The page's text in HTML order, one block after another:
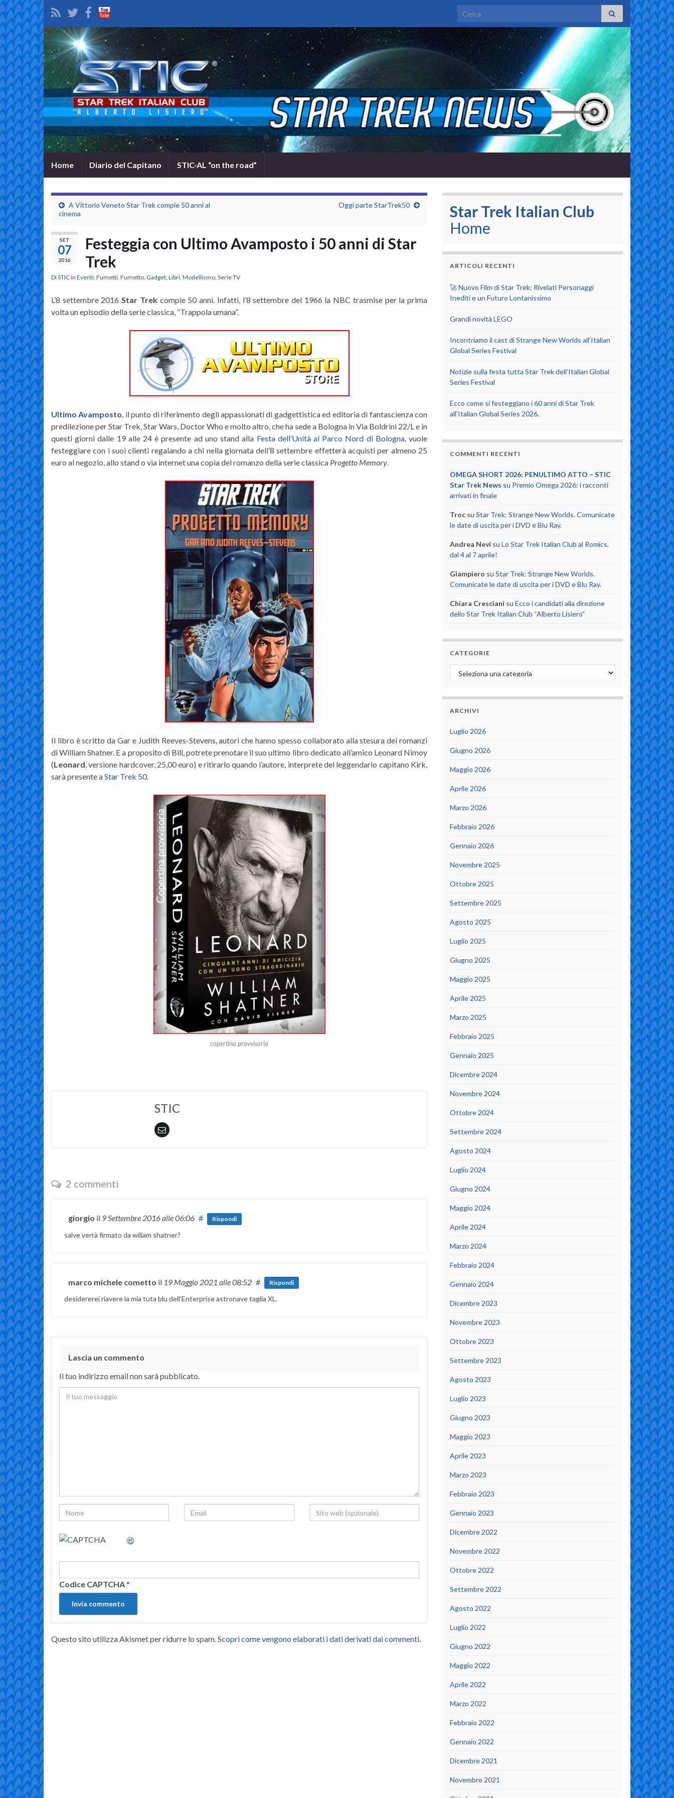
Search for:
Home Diario del Capitano STIC-AL “on the road”
A Vittorio Veneto Star Trek compie 50 anni al
cinema
Oggi parte StarTrek50
SET
07
2016
Festeggia con Ultimo Avamposto i 50 anni di Star
Trek
DiSTICin Eventi, Fumetti, Fumetto, Gadget, Libri, Modellismo, Serie TV
L’8 settembre 2016Star Trekcompie 50 anni. Infatti, l’8 settembre del 1966 la NBC trasmise per la prima
volta un episodio della serie classica, “Trappola umana”.
Ultimo Avamposto, il punto di riferimento degli appassionati di gadgettistica ed editoria di fantascienza con
predilezione per Star Trek, Star Wars, Doctor Who e molto altro, che ha sede a Bologna in Via Boldrini 22/L e in
questi giorni dalle 19 alle 24 è presente ad uno stand alla Festa dell’Unità al Parco Nord di Bologna, vuole
festeggiare con i suoi clienti regalando a chi nella giornata dell’8 settembre effetterà acquisti per almeno 25
euro al negozio, allo stand o via internet una copia del romanzo della serie classica Progetto Memory.
Il libro è scritto da Gar e Judith Reeves-Stevens, autori che hanno spesso collaborato alla stesura dei romanzi
di William Shatner. E a proposito di Bill, potrete prenotare il suo ultimo libro dedicato all’amico Leonard Nimoy
(Leonard, versione hardcover, 25,00 euro) e ritirarlo quando l’autore, interprete del leggendario capitano Kirk,
sarà presente aStar Trek 50.
copertina provvisoria
STIC
2 commenti
giorgio il 9 Settembre 2016alle 06:06 # Rispondi
salve verrà firmato da wiliam shatner?
marco michele cometto il 19 Maggio 2021 alle 08:52 # Rispondi
desidererei riavere la mia tuta blu dell’Enterprise astronave taglia XL.
Lascia un commento
Il tuo indirizzo email non sarà pubblicato.
Codice CAPTCHA*
Questo sito utilizza Akismet per ridurre lo spam.Scopri come vengono elaborati i dati derivati dai commenti.
Star Trek Italian Club
Home
ARTICOLI RECENTI
🚀 Nuovo Film di Star Trek: Rivelati Personaggi
Inediti e un Futuro Lontanissimo
Grandi novità LEGO
Incontriamo il cast di Strange New Worlds all’Italian
Global Series Festival
Notizie sulla festa tutta Star Trek dell’Italian Global
Series Festival
Ecco come si festeggiano i 60 anni di Star Trek
all’Italian Global Series 2026.
COMMENTI RECENTI
OMEGA SHORT 2026: PENULTIMO ATTO – STIC
Star Trek News su Premio Omega 2026: i racconti
arrivati in finale
Troc su Star Trek: Strange New Worlds. Comunicate
le date di uscita per i DVD e Blu Ray.
Andrea Nevi su Lo Star Trek Italian Club al Romics,
dal 4 al 7 aprile!
Giampiero su Star Trek: Strange New Worlds.
Comunicate le date di uscita per i DVD e Blu Ray.
Chiara Cresciani su Ecco i candidati alla direzione
dello Star Trek Italian Club “Alberto Lisiero”
CATEGORIE
Categorie
ARCHIVI
Luglio 2026
Giugno 2026
Maggio 2026
Aprile 2026
Marzo 2026
Febbraio 2026
Gennaio 2026
Novembre 2025
Ottobre 2025
Settembre 2025
Agosto 2025
Luglio 2025
Giugno 2025
Maggio 2025
Aprile 2025
Marzo 2025
Febbraio 2025
Gennaio 2025
Dicembre 2024
Novembre 2024
Ottobre 2024
Settembre 2024
Agosto 2024
Luglio 2024
Giugno 2024
Maggio 2024
Aprile 2024
Marzo 2024
Febbraio 2024
Gennaio 2024
Dicembre 2023
Novembre 2023
Ottobre 2023
Settembre 2023
Agosto 2023
Luglio 2023
Giugno 2023
Maggio 2023
Aprile 2023
Marzo 2023
Febbraio 2023
Gennaio 2023
Dicembre 2022
Novembre 2022
Ottobre 2022
Settembre 2022
Agosto 2022
Luglio 2022
Giugno 2022
Maggio 2022
Aprile 2022
Marzo 2022
Febbraio 2022
Gennaio 2022
Dicembre 2021
Novembre 2021